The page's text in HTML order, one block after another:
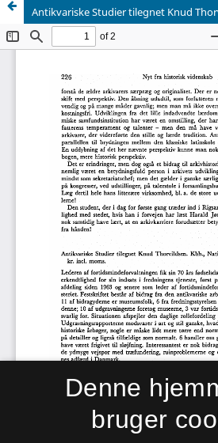
Denne
bruger